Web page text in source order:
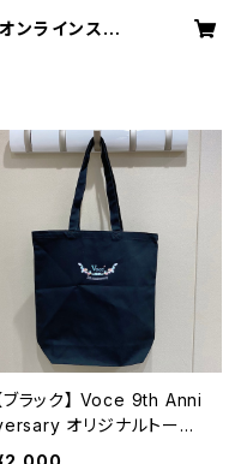
ンラインスト
【ブラック】 Voce 9th Anni
オリジナルトート
ッグ